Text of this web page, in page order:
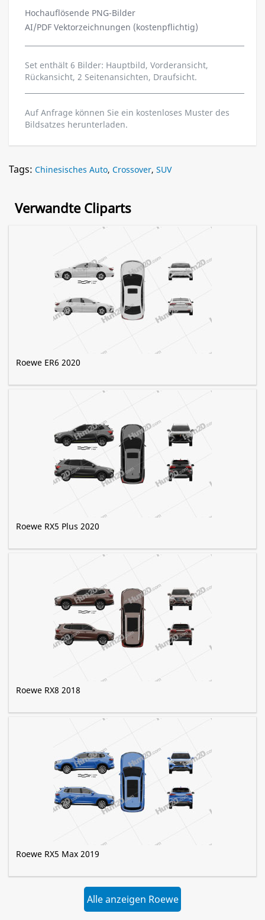
Hochauflösende PNG-Bilder
AI/PDF Vektorzeichnungen (kostenpflichtig)
Set enthält 6 Bilder: Hauptbild, Vorderansicht,
Rückansicht, 2 Seitenansichten, Draufsicht.
Auf Anfrage können Sie ein kostenloses Muster des
Bildsatzes herunterladen.
Tags: Chinesisches Auto, Crossover, SUV
Verwandte Cliparts
Roewe ER6 2020
Roewe RX5 Plus 2020
Roewe RX8 2018
Roewe RX5 Max 2019
Alle anzeigen Roewe